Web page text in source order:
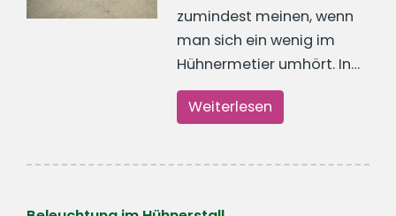
zumindest meinen, wenn
man sich ein wenig im
Hühnermetier umhört. In…
Weiterlesen